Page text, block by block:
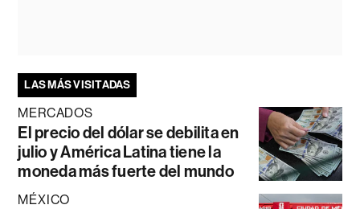
LAS MÁS VISITADAS
MERCADOS
El precio del dólar se debilita en
julio y América Latina tiene la
moneda más fuerte del mundo
MÉXICO